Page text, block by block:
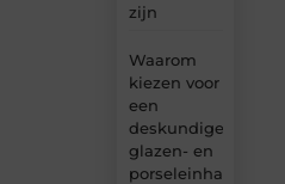
zijn
Waarom
kiezen voor
een
deskundige
glazen- en
porseleinhandelaar